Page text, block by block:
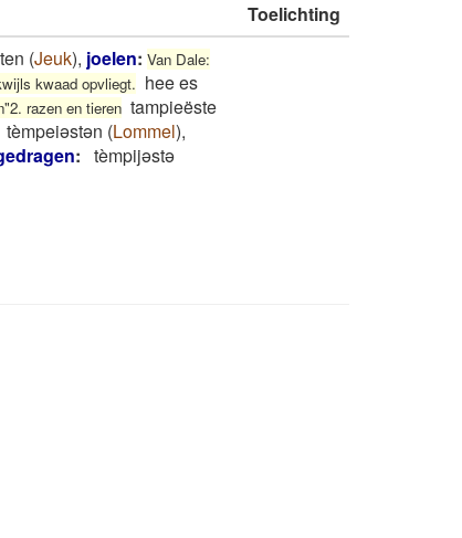
Toelichting
(Jeuk), joelen: Van Dale:
kwaad opvliegt. hee es
razen en tieren tampieëste
tèmpeiəstən (Lommel),
: tèmpijəstə